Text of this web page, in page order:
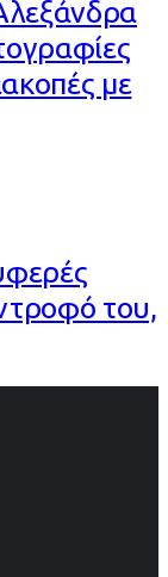
με
του,